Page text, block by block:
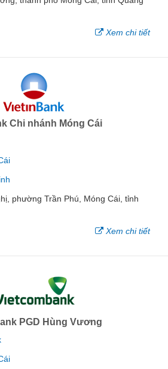
Xem chi tiết
Chi nhánh Móng Cái
phường Trần Phú, Móng Cái, tỉnh
Xem chi tiết
PGD Hùng Vương